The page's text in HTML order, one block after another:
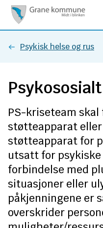
r
a
n
e
k
o
m
m
u
Du
her:
Psykisk helse og rus
PS-kriseteam skal
støtteapparat
støtteapparat for
utsatt for
forbindelse med
situasjoner eller
påkjenningene er
overskrider